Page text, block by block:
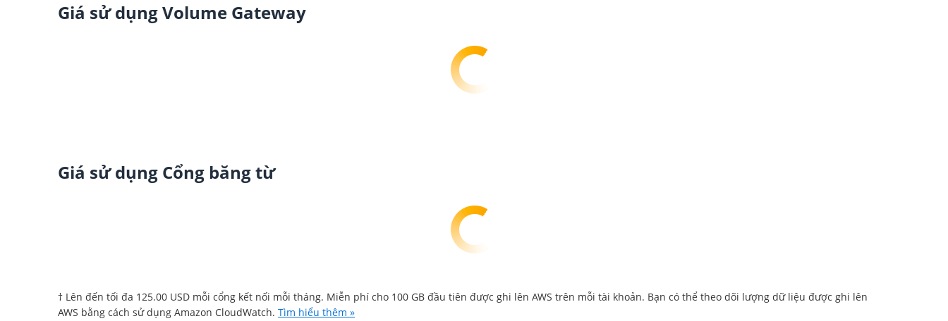
Giá sử dụng Volume Gateway
Giá sử dụng Cổng băng từ
† Lên đến tối đa 125.00 USD mỗi cổng kết nối mỗi tháng. Miễn phí cho 100 GB đầu tiên được ghi lên AWS trên mỗi tài khoản. Bạn có thể theo dõi lượng dữ liệu được ghi lên
AWS bằng cách sử dụng Amazon CloudWatch. Tìm hiểu thêm »